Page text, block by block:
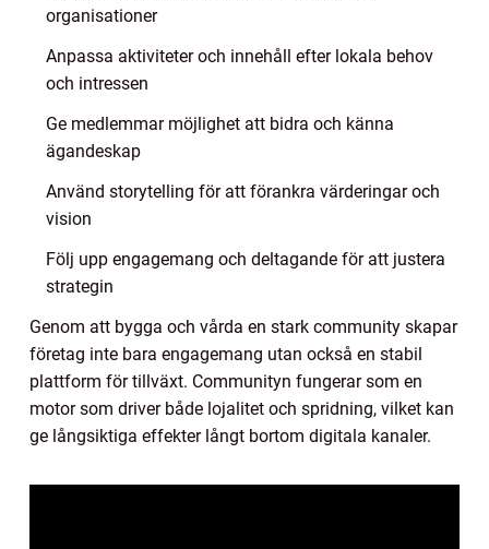
organisationer
Anpassa aktiviteter och innehåll efter lokala behov
och intressen
Ge medlemmar möjlighet att bidra och känna
ägandeskap
Använd storytelling för att förankra värderingar och
vision
Följ upp engagemang och deltagande för att justera
strategin
Genom att bygga och vårda en stark community skapar
företag inte bara engagemang utan också en stabil
plattform för tillväxt. Communityn fungerar som en
motor som driver både lojalitet och spridning, vilket kan
ge långsiktiga effekter långt bortom digitala kanaler.